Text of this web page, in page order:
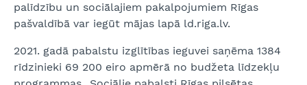
palīdzību un sociālajiem pakalpojumiem Rīgas
pašvaldībā var iegūt mājas lapā ld.riga.lv.
2021. gadā pabalstu izglītības ieguvei saņēma 1384
rīdzinieki 69 200 eiro apmērā no budžeta līdzekļu